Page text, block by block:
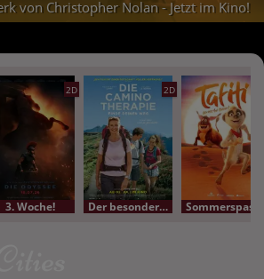
von Christopher Nolan - Jetzt im Kino!
2D
3. Woche!
2D
Der besondere Film